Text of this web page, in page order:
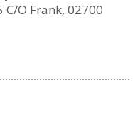
C/O Frank, 02700